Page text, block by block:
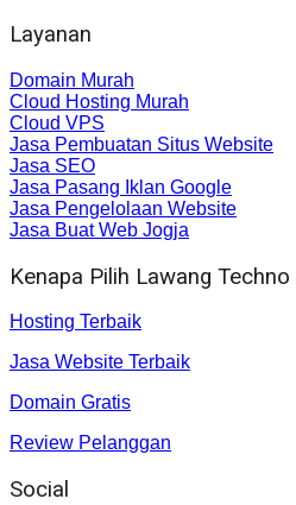
Layanan
Domain Murah
Cloud Hosting Murah
Cloud VPS
Jasa Pembuatan Situs Website
Jasa SEO
Jasa Pasang Iklan Google
Jasa Pengelolaan Website
Jasa Buat Web Jogja
Kenapa Pilih Lawang Techno
Hosting Terbaik
Jasa Website Terbaik
Domain Gratis
Review Pelanggan
Social